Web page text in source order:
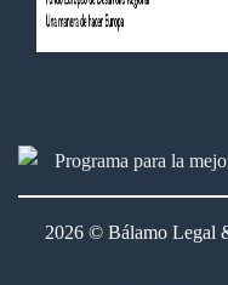
2026 © Bálamo Legal